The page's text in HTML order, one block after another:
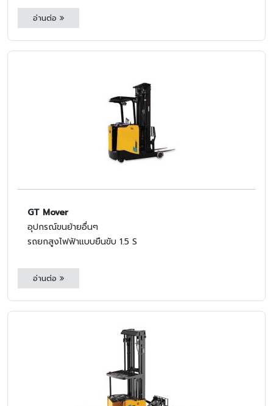
อ่านต่อ
GT Mover
อุปกรณ์ขนย้ายอื่นๆ
รถยกสูงไฟฟ้าแบบยืนขับ 1.5 S
อ่านต่อ